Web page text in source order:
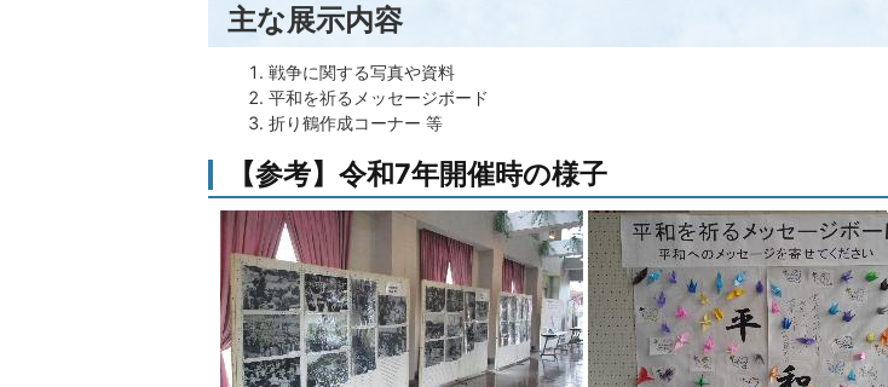
主な展示内容
戦争に関する写真や資料
平和を祈るメッセージボード
折り鶴作成コーナー 等
【参考】令和7年開催時の様子